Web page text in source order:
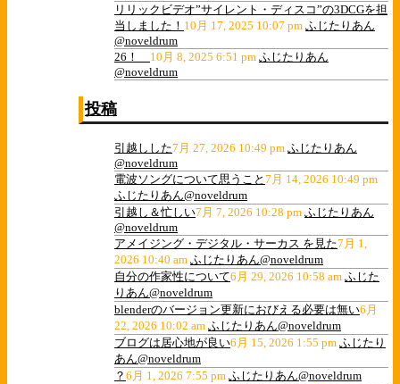
リリックビデオ”サイレント・ディスコ”の3DCGを担
当しました！ 10月 17, 2025 10:07 pm ふじたりあん
@noveldrum
26！ 10月 8, 2025 6:51 pm ふじたりあん
@noveldrum
投稿
引越しした7月 27, 2026 10:49 pm ふじたりあん
@noveldrum
電波ソングについて思うこと 7月 14, 2026 10:49 pm
ふじたりあん@noveldrum
引越し＆忙しい7月 7, 2026 10:28 pm ふじたりあん
@noveldrum
アメイジング・デジタル・サーカス を見た7月 1,
2026 10:40 am ふじたりあん@noveldrum
自分の作家性について6月 29, 2026 10:58 am ふじた
りあん@noveldrum
blenderのバージョン更新におびえる必要は無い6月
22, 2026 10:02 am ふじたりあん@noveldrum
ブログは居心地が良い6月 15, 2026 1:55 pm ふじたり
あん@noveldrum
？ 6月 1, 2026 7:55 pm ふじたりあん@noveldrum